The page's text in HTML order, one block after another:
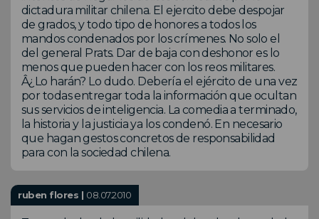
dictadura militar chilena. El ejercito debe despojar
de grados, y todo tipo de honores a todos los
mandos condenados por los crímenes. No solo el
del general Prats. Dar de baja con deshonor es lo
menos que pueden hacer con los reos militares.
Â¿Lo harán? Lo dudo. Debería el ejército de una vez
por todas entregar toda la información que ocultan
sus servicios de inteligencia. La comedia a terminado,
la historia y la justicia ya los condenó. En necesario
que hagan gestos concretos de responsabilidad
para con la sociedad chilena.
ruben flores | 08.07.2010